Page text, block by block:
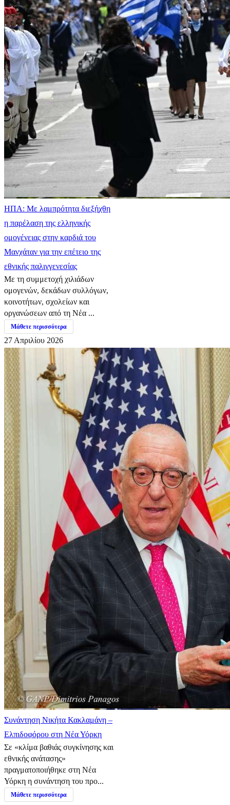
ΗΠΑ: Με λαμπρότητα διεξήχθη
η παρέλαση της ελληνικής
ομογένειας στην καρδιά του
Μανχάταν για την επέτειο της
εθνικής παλιγγενεσίας
Με τη συμμετοχή χιλιάδων
ομογενών, δεκάδων συλλόγων,
κοινοτήτων, σχολείων και
οργανώσεων από τη Νέα ...
Μάθετε περισσότερα
27 Απριλίου 2026
Συνάντηση Νικήτα Κακλαμάνη –
Ελπιδοφόρου στη Νέα Υόρκη
Σε «κλίμα βαθιάς συγκίνησης και
εθνικής ανάτασης»
πραγματοποιήθηκε στη Νέα
Υόρκη η συνάντηση του προ...
Μάθετε περισσότερα